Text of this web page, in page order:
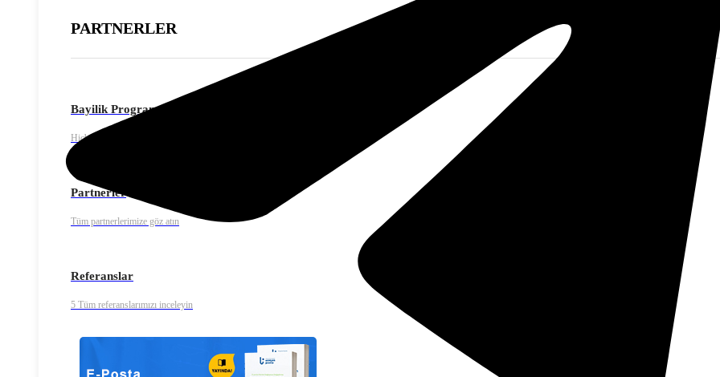
PARTNERLER
Bayilik Programı
Hiçbir yatırım yapmadan Uzman Posta bayisi olun.
Partnerler
Tüm partnerlerimize göz atın
Referanslar
5 Tüm referanslarımızı inceleyin